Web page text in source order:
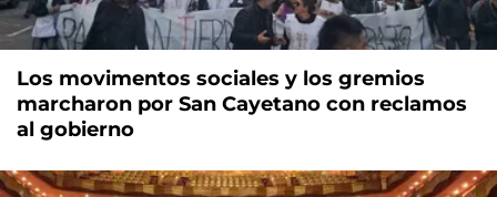
Los movimentos sociales y los gremios
marcharon por San Cayetano con reclamos
al gobierno